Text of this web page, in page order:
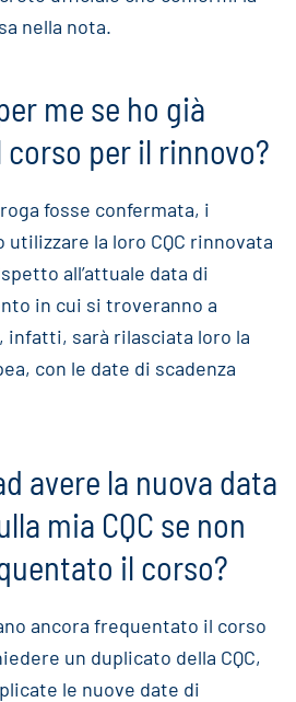
nella nota.
me se ho già
per il rinnovo?
fosse confermata, i
la loro CQC rinnovata
all’attuale data di
in cui si troveranno a
infatti, sarà rilasciata loro la
con le date di scadenza
avere la nuova data
mia CQC se non
il corso?
ancora frequentato il corso
un duplicato della CQC,
le nuove date di